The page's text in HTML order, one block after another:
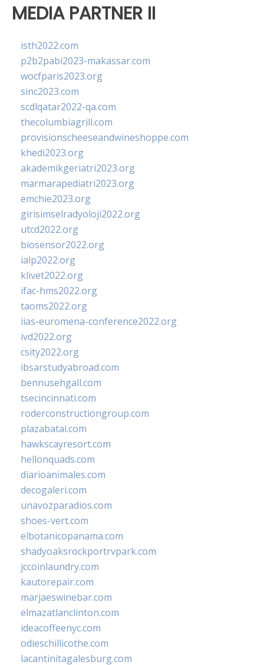
MEDIA PARTNER II
isth2022.com
p2b2pabi2023-makassar.com
wocfparis2023.org
sinc2023.com
scdlqatar2022-qa.com
thecolumbiagrill.com
provisionscheeseandwineshoppe.com
khedi2023.org
akademikgeriatri2023.org
marmarapediatri2023.org
emchie2023.org
girisimselradyoloji2022.org
utcd2022.org
biosensor2022.org
ialp2022.org
klivet2022.org
ifac-hms2022.org
taoms2022.org
iias-euromena-conference2022.org
ivd2022.org
csity2022.org
ibsarstudyabroad.com
bennusehgall.com
tsecincinnati.com
roderconstructiongroup.com
plazabatai.com
hawkscayresort.com
hellonquads.com
diarioanimales.com
decogaleri.com
unavozparadios.com
shoes-vert.com
elbotanicopanama.com
shadyoaksrockportrvpark.com
jccoinlaundry.com
kautorepair.com
marjaeswinebar.com
elmazatlanclinton.com
ideacoffeenyc.com
odieschillicothe.com
lacantinitagalesburg.com